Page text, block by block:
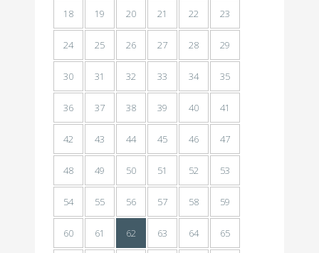
18 19 20 21 22 23
24 25 26 27 28 29
30 31 32 33 34 35
36 37 38 39 40 41
42 43 44 45 46 47
48 49 50 51 52 53
54 55 56 57 58 59
60 61 62 63 64 65